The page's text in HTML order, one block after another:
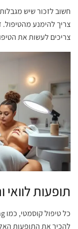
חשוב לזכור שיש
צריך להימנע מהטיפול.
צריכים לעשות את
תופעות
להכיר את התופעות